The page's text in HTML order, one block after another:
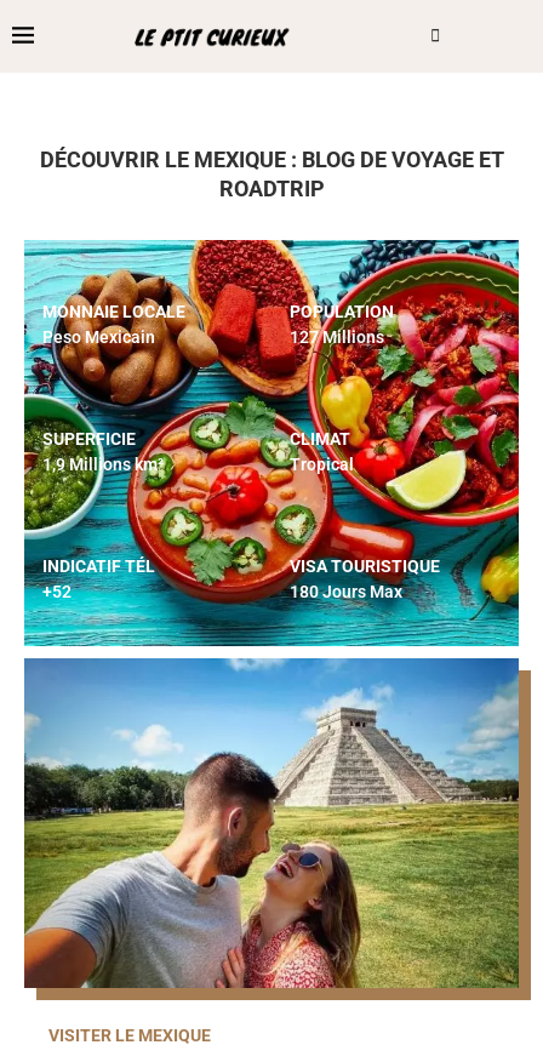
DÉCOUVRIR LE MEXIQUE : BLOG DE VOYAGE ET
ROADTRIP
MONNAIE LOCALE
Peso Mexicain
POPULATION
127 Millions
SUPERFICIE
1,9 Millions km²
CLIMAT
Tropical
INDICATIF TÉL
+52
VISA TOURISTIQUE
180 Jours Max
VISITER LE MEXIQUE